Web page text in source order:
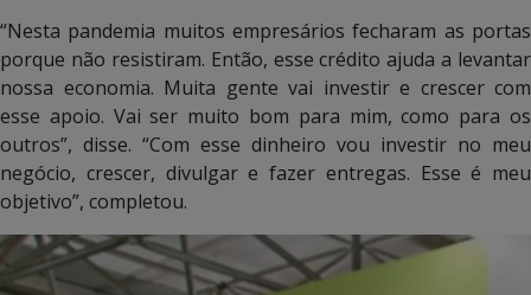
“Nesta pandemia muitos empresários fecharam as portas
porque não resistiram. Então, esse crédito ajuda a levantar
nossa economia. Muita gente vai investir e crescer com
esse apoio. Vai ser muito bom para mim, como para os
outros”, disse. “Com esse dinheiro vou investir no meu
negócio, crescer, divulgar e fazer entregas. Esse é meu
objetivo”, completou.